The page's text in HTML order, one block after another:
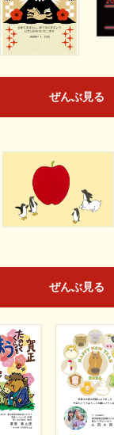
ぜんぶ見る
ぜんぶ見る